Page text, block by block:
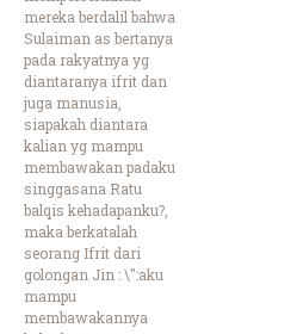
mereka berdalil bahwa
Sulaiman as bertanya
pada rakyatnya yg
diantaranya ifrit dan
juga manusia,
siapakah diantara
kalian yg mampu
membawakan padaku
singgasana Ratu
balqis kehadapanku?,
maka berkatalah
seorang Ifrit dari
golongan Jin : \":aku
mampu
membawakannya